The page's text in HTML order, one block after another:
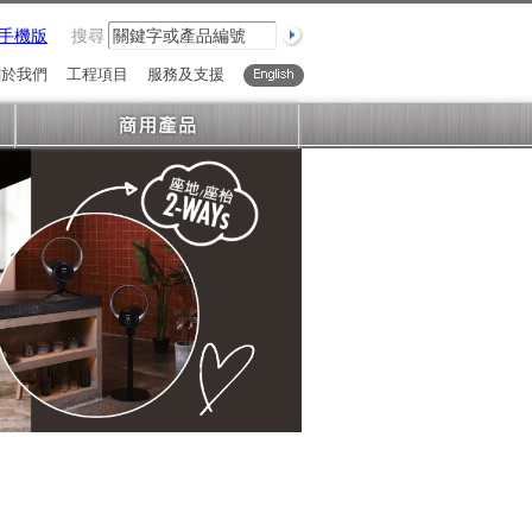
機版 搜尋
服務及支援
工程項目
我們